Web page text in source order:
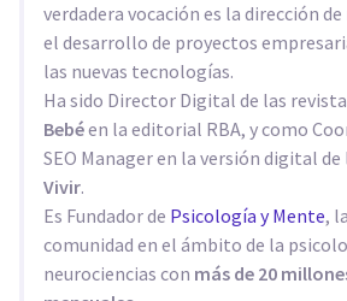
verdadera vocación es la dirección
el desarrollo de proyectos
las nuevas tecnologías.
Ha sido Director Digital de las
Bebéen la editorial RBA, y como
SEO Manager en la versión digital
Vivir.
Es Fundador de Psicología y Mente,
comunidad en el ámbito de la
neurociencias con más de 20